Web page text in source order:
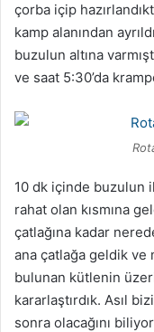
çorba içip
kamp alanından
buzulun altına
ve saat 5:30’da
10 dk içinde buzulun
rahat olan kısmına
çatlağına kadar
ana çatlağa geldik ve
bulunan kütlenin
kararlaştırdık. Asıl
sonra olacağını